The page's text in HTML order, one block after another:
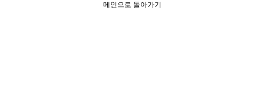
메인으로 돌아가기